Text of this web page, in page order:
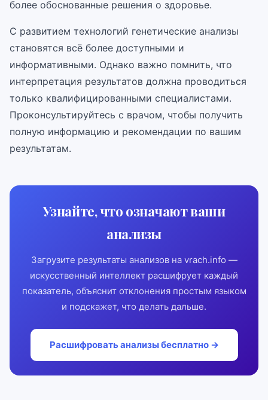
более обоснованные решения о здоровье.
С развитием технологий генетические анализы
становятся всё более доступными и
информативными. Однако важно помнить, что
интерпретация результатов должна проводиться
только квалифицированными специалистами.
Проконсультируйтесь с врачом, чтобы получить
полную информацию и рекомендации по вашим
результатам.
Узнайте, что означают ваши
анализы
Загрузите результаты анализов на vrach.info —
искусственный интеллект расшифрует каждый
показатель, объяснит отклонения простым языком
и подскажет, что делать дальше.
Расшифровать анализы бесплатно →